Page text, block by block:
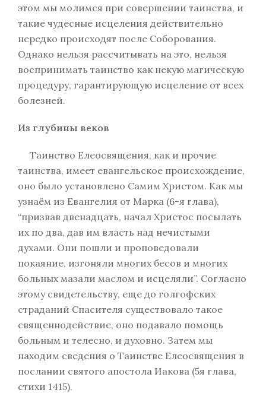
этом мы молимся при совершении таинства, и
такие чудесные исцеления действительно
нередко происходят после Соборования.
Однако нельзя рассчитывать на это, нельзя
воспринимать таинство как некую магическую
процедуру, гарантирующую исцеление от всех
болезней.
Из глубины веков
Таинство Елеосвящения, как и прочие
таинства, имеет евангельское происхождение,
оно было установлено Самим Христом. Как мы
узнаём из Евангелия от Марка (6-я глава),
“призвав двенадцать, начал Христос посылать
их по два, дав им власть над нечистыми
духами. Они пошли и проповедовали
покаяние, изгоняли многих бесов и многих
больных мазали маслом и исцеляли”. Согласно
этому свидетельству, еще до голгофских
страданий Спасителя существовало такое
священнодействие, оно подавало помощь
больным и телесно, и духовно. Затем мы
находим сведения о Таинстве Елеосвящения в
послании святого апостола Иакова (5я глава,
стихи 1415).